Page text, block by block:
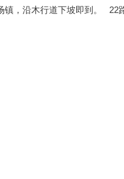
镇，沿木行道下坡即到。 22